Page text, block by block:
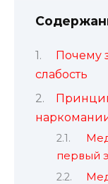
Почему
слабость
первый